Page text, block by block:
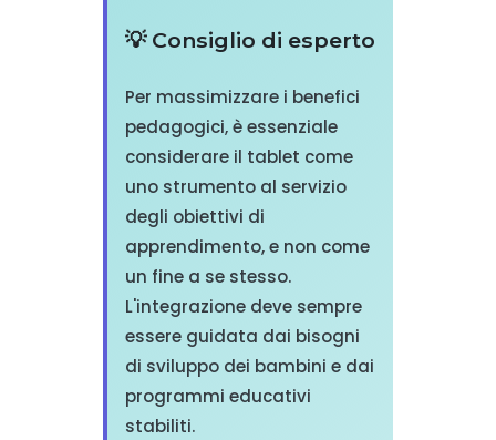
💡 Consiglio di esperto
Per massimizzare i benefici
pedagogici, è essenziale
considerare il tablet come
uno strumento al servizio
degli obiettivi di
apprendimento, e non come
un fine a se stesso.
L'integrazione deve sempre
essere guidata dai bisogni
di sviluppo dei bambini e dai
programmi educativi
stabiliti.